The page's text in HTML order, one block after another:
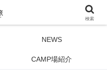
NEWS
CAMP場紹介
検索